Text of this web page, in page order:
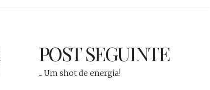
POST SEGUINTE
... Um shot de energia!